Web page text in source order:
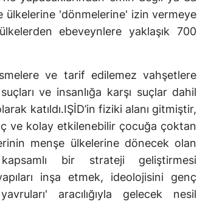
ülkelerine 'dönmelerine' izin vermeye
ebeveynlere yaklaşık 700
ve tarif edilemez vahşetlere
ve insanlığa karşı suçlar dahil
katıldı.IŞİD’in fiziki alanı gitmiştir,
ve kolay etkilenebilir çocuğa çoktan
menşe ülkelerine dönecek olan
bir strateji geliştirmesi
inşa etmek, ideolojisini genç
aracılığıyla gelecek nesil